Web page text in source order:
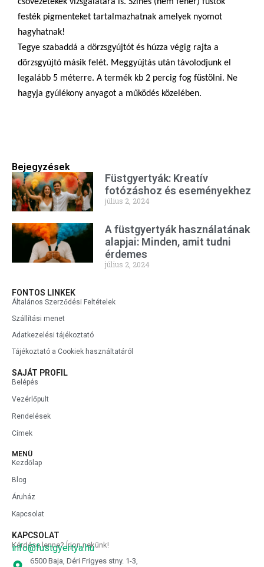
festék pigmenteket tartalmazhatnak amelyek nyomot
hagyhatnak!
Tegye szabaddá a dörzsgyújtót és húzza végig rajta a
dörzsgyújtó másik felét. Meggyújtás után távolodjunk el
legalább 5 méterre. A termék kb 2 percig fog füstölni. Ne
hagyja gyúlékony anyagot a működés közelében.
Bejegyzések
Füstgyertyák: Kreatív
fotózáshoz és eseményekhez
július 2, 2024
A füstgyertyák használatának
alapjai: Minden, amit tudni
érdemes
július 2, 2024
FONTOS LINKEK
Általános Szerződési Feltételek
Szállítási menet
Adatkezelési tájékoztató
Tájékoztató a Cookiek használtatáról
SAJÁT PROFIL
Belépés
Vezérlőpult
Rendelések
Címek
MENÜ
Kezdőlap
Blog
Áruház
Kapcsolat
KAPCSOLAT
Kérdése lenne? Írjon nekünk!
info@fustgyertya.hu
6500 Baja, Déri Frigyes stny. 1-3,